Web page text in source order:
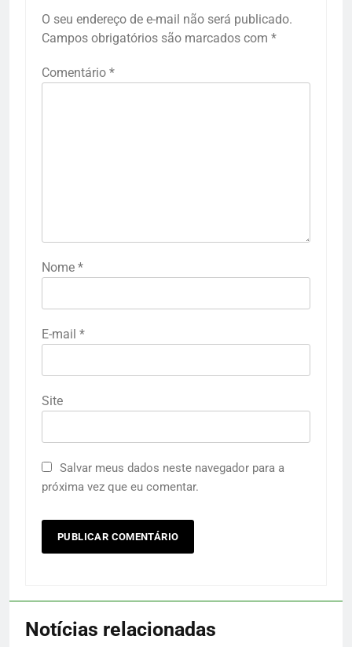
O seu endereço de e-mail não será publicado.
Campos obrigatórios são marcados com *
Comentário *
Nome *
E-mail *
Site
Salvar meus dados neste navegador para a
próxima vez que eu comentar.
Notícias relacionadas